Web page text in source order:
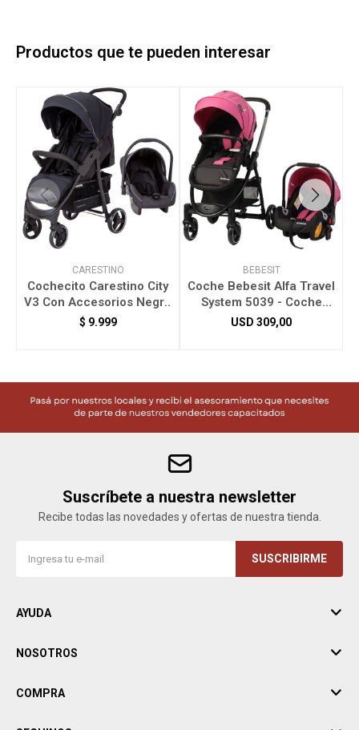
Productos que te pueden interesar
CARESTINO
Cochecito Carestino City
V3 Con Accesorios Negro
C0014-V3-NG
$ 9.999
BEBESIT
Coche Bebesit Alfa Travel
System 5039 - Coche
Bebesit Alfa Travel
USD 309,00
Suscríbete a nuestra newsletter
Recibe todas las novedades y ofertas de nuestra tienda.
SUSCRIBIRME
AYUDA
NOSOTROS
COMPRA